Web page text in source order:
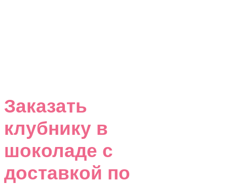
Заказать
клубнику в
шоколаде с
доставкой по